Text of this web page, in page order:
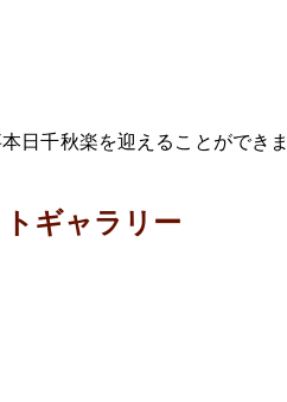
日千秋楽を迎えることができ
ギャラリー